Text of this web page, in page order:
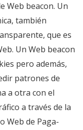
Web beacon. Un
también
que es
Un Web beacon
pero además,
patrones de
a otra con el
a través de la
Web de Paga-